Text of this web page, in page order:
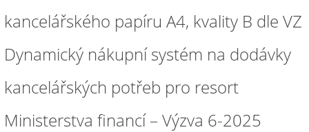
kancelářského papíru A4, kvality B dle VZ
Dynamický nákupní systém na dodávky
kancelářských potřeb pro resort
Ministerstva financí – Výzva 6-2025